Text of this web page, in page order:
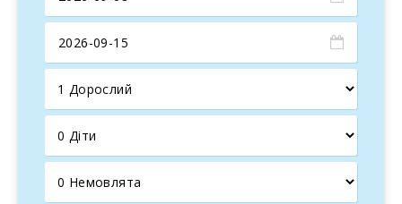
З 9 спальнями та 8 ванними кімнатами
Es Puig des Call
ідеально підходить для великих груп, вміщуючи до 18
осіб. Помешкання складається з основного будинку та
прибудови, що забезпечує
головному будинку ви знайдете яскравий передпокій,
вітальню з каміном
і повністю обладнану кухню. На
верхньому поверсі є дві спальні, одна з власною
ванною кімнатою, та окрема ванна з гідромасажною